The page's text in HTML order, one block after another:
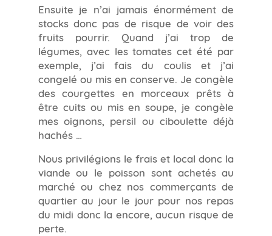
Ensuite je n’ai jamais énormément de
stocks donc pas de risque de voir des
fruits pourrir. Quand j’ai trop de
légumes, avec les tomates cet été par
exemple, j’ai fais du coulis et j’ai
congelé ou mis en conserve. Je congèle
des courgettes en morceaux prêts à
être cuits ou mis en soupe, je congèle
mes oignons, persil ou ciboulette déjà
hachés …
Nous privilégions le frais et local donc la
viande ou le poisson sont achetés au
marché ou chez nos commerçants de
quartier au jour le jour pour nos repas
du midi donc la encore, aucun risque de
perte.